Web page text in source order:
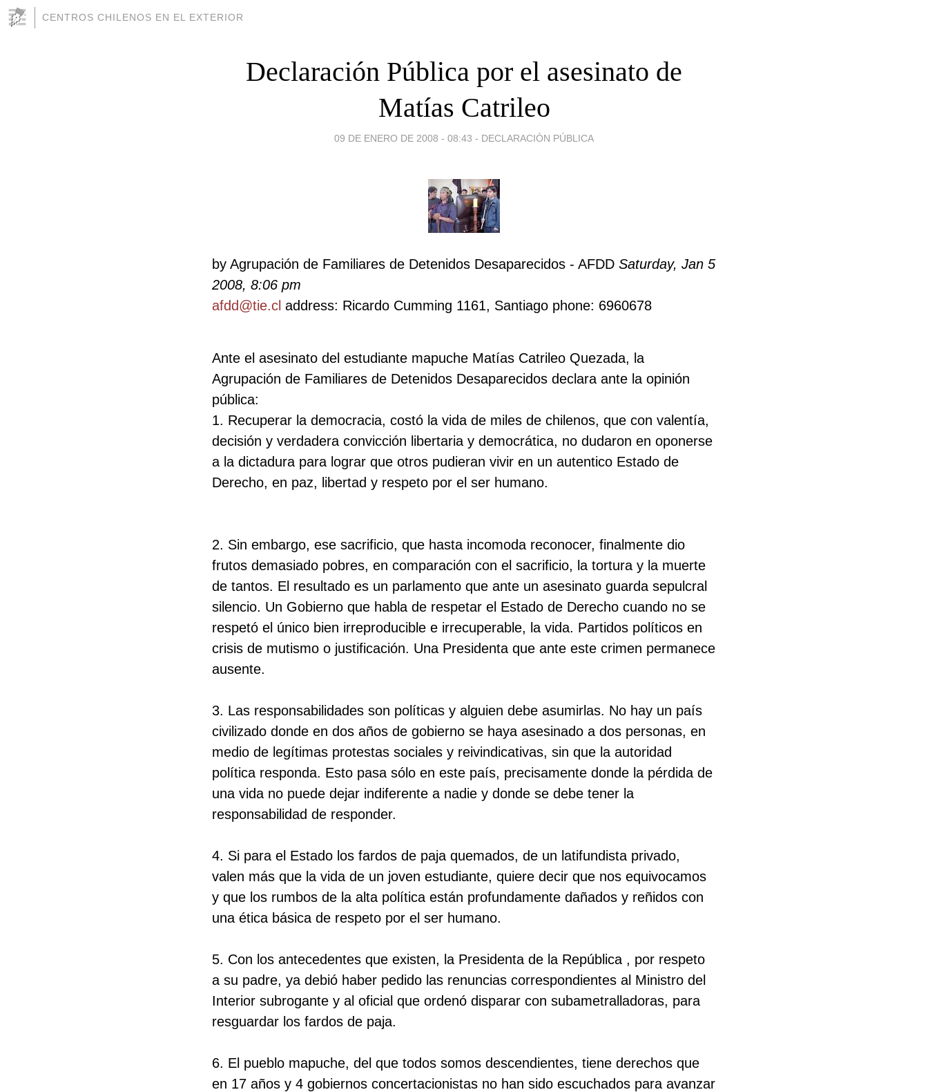
CENTROS CHILENOS EN EL EXTERIOR
Declaración Pública por el asesinato de
Matías Catrileo
09 DE ENERO DE 2008 - 08:43 - DECLARACIÓN PÚBLICA
by Agrupación de Familiares de Detenidos Desaparecidos - AFDD Saturday, Jan 5
2008, 8:06 pm
afdd@tie.cl address: Ricardo Cumming 1161, Santiago phone: 6960678
Ante el asesinato del estudiante mapuche Matías Catrileo Quezada, la
Agrupación de Familiares de Detenidos Desaparecidos declara ante la opinión
pública:
1. Recuperar la democracia, costó la vida de miles de chilenos, que con valentía,
decisión y verdadera convicción libertaria y democrática, no dudaron en oponerse
a la dictadura para lograr que otros pudieran vivir en un autentico Estado de
Derecho, en paz, libertad y respeto por el ser humano.
2. Sin embargo, ese sacrificio, que hasta incomoda reconocer, finalmente dio
frutos demasiado pobres, en comparación con el sacrificio, la tortura y la muerte
de tantos. El resultado es un parlamento que ante un asesinato guarda sepulcral
silencio. Un Gobierno que habla de respetar el Estado de Derecho cuando no se
respetó el único bien irreproducible e irrecuperable, la vida. Partidos políticos en
crisis de mutismo o justificación. Una Presidenta que ante este crimen permanece
ausente.
3. Las responsabilidades son políticas y alguien debe asumirlas. No hay un país
civilizado donde en dos años de gobierno se haya asesinado a dos personas, en
medio de legítimas protestas sociales y reivindicativas, sin que la autoridad
política responda. Esto pasa sólo en este país, precisamente donde la pérdida de
una vida no puede dejar indiferente a nadie y donde se debe tener la
responsabilidad de responder.
4. Si para el Estado los fardos de paja quemados, de un latifundista privado,
valen más que la vida de un joven estudiante, quiere decir que nos equivocamos
y que los rumbos de la alta política están profundamente dañados y reñidos con
una ética básica de respeto por el ser humano.
5. Con los antecedentes que existen, la Presidenta de la República , por respeto
a su padre, ya debió haber pedido las renuncias correspondientes al Ministro del
Interior subrogante y al oficial que ordenó disparar con subametralladoras, para
resguardar los fardos de paja.
6. El pueblo mapuche, del que todos somos descendientes, tiene derechos que
en 17 años y 4 gobiernos concertacionistas no han sido escuchados para avanzar